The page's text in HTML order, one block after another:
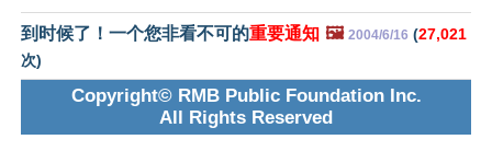
到时候了！一个您非看不可的重要通知 🖼️ 2004/6/16 (27,021
次)
Copyright© RMB Public Foundation Inc.
All Rights Reserved